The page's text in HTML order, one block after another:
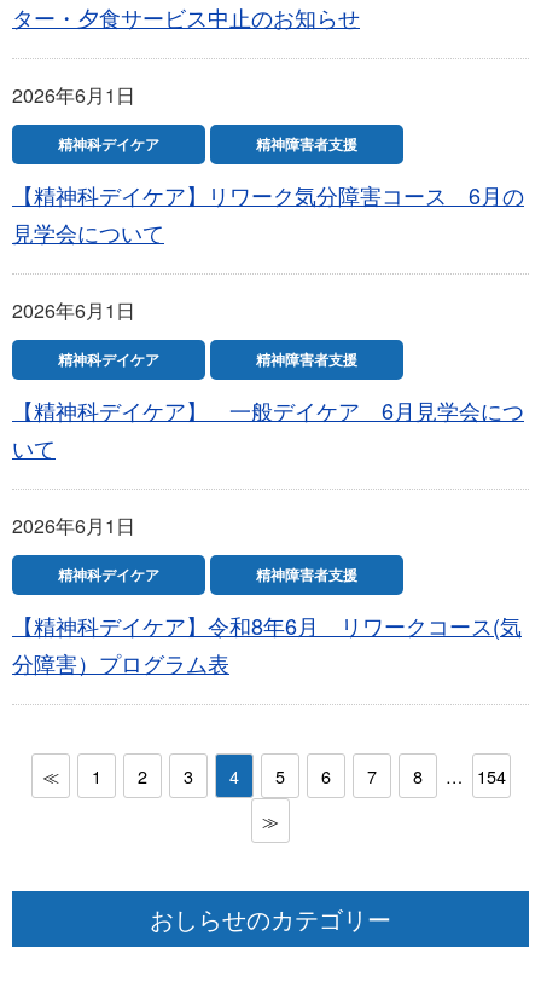
ター・夕食サービス中止のお知らせ
2026年6月1日
精神科デイケア 精神障害者支援
【精神科デイケア】リワーク気分障害コース 6月の
見学会について
2026年6月1日
精神科デイケア 精神障害者支援
【精神科デイケア】 一般デイケア 6月見学会につ
いて
2026年6月1日
精神科デイケア 精神障害者支援
【精神科デイケア】令和8年6月 リワークコース(気
分障害）プログラム表
≪ 1 2 3 4 5 6 7 8 …
154
≫
おしらせのカテゴリー